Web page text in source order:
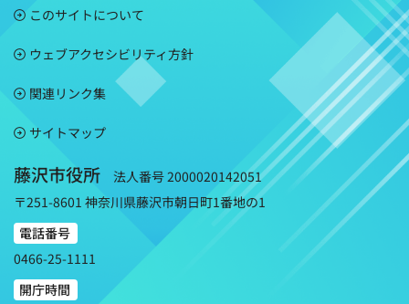
このサイトについて
ウェブアクセシビリティ方針
関連リンク集
サイトマップ
藤沢市役所
法人番号 2000020142051
〒251-8601 神奈川県藤沢市朝日町1番地の1
電話番号
0466-25-1111
開庁時間